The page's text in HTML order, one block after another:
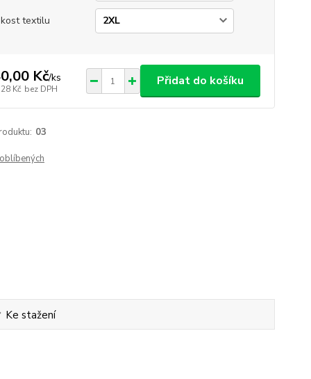
textilu
Kč/ks
Kč bez DPH
Přidat do košíku
03
Ke stažení